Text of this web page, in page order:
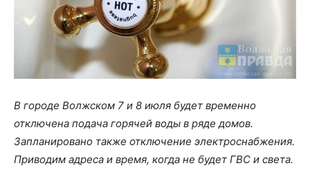
В городе Волжском 7 и 8 июля будет временно
отключена подача горячей воды в ряде домов.
Запланировано также отключение электроснабжения.
Приводим адреса и время, когда не будет ГВС и света.